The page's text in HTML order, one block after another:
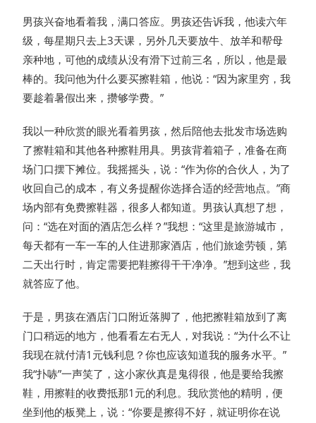
男孩兴奋地看着我，满口答应。男孩还告诉我，他读六年
级，每星期只去上3天课，另外几天要放牛、放羊和帮母
亲种地，可他的成绩从没有滑下过前三名，所以，他是最
棒的。我问他为什么要买擦鞋箱，他说：“因为家里穷，我
要趁着暑假出来，攒够学费。”
我以一种欣赏的眼光看着男孩，然后陪他去批发市场选购
了擦鞋箱和其他各种擦鞋用具。男孩背着箱子，准备在商
场门口摆下摊位。我摇摇头，说：“作为你的合伙人，为了
收回自己的成本，有义务提醒你选择合适的经营地点。”商
场内部有免费擦鞋器，很多人都知道。男孩认真想了想，
问：“选在对面的酒店怎么样？”我想：“这里是旅游城市，
每天都有一车一车的人住进那家酒店，他们旅途劳顿，第
二天出行时，肯定需要把鞋擦得干干净净。”想到这些，我
就答应了他。
于是，男孩在酒店门口附近落脚了，他把擦鞋箱放到了离
门口稍远的地方，他看看左右无人，对我说：“为什么不让
我现在就付清1元钱利息？你也应该知道我的服务水平。”
我“扑哧”一声笑了，这小家伙真是鬼得很，他是要给我擦
鞋，用擦鞋的收费抵那1元的利息。我欣赏他的精明，便
坐到他的板凳上，说：“你要是擦得不好，就证明你在说